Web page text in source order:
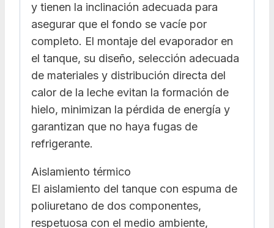
y tienen la inclinación adecuada para
asegurar que el fondo se vacíe por
completo. El montaje del evaporador en
el tanque, su diseño, selección adecuada
de materiales y distribución directa del
calor de la leche evitan la formación de
hielo, minimizan la pérdida de energía y
garantizan que no haya fugas de
refrigerante.
Aislamiento térmico
El aislamiento del tanque con espuma de
poliuretano de dos componentes,
respetuosa con el medio ambiente,